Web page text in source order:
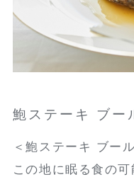
鮑ステーキ ブー
＜鮑ステーキ ブー
この地に眠る食の